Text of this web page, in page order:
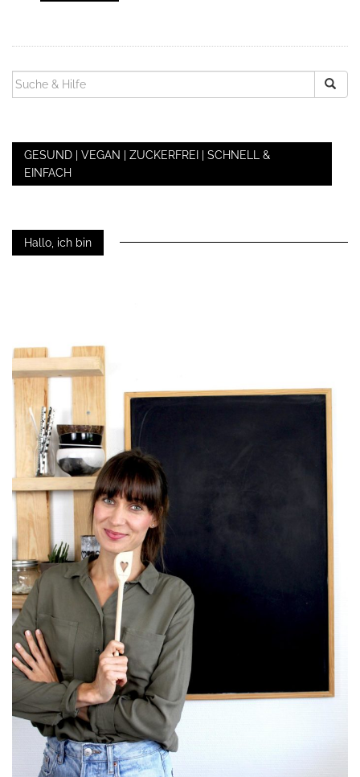
SUCHEN
NACH:
GESUND | VEGAN | ZUCKERFREI | SCHNELL &
EINFACH
Hallo, ich bin